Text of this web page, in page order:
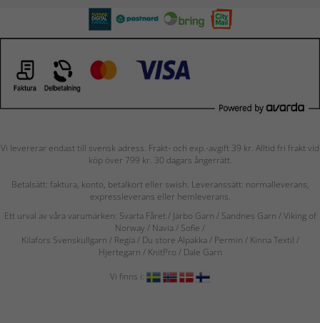
Vi levererar endast till svensk adress. Frakt- och exp.-avgift 39 kr. Alltid fri frakt vid
köp över 799 kr. 30 dagars ångerrätt.
Betalsätt: faktura, konto, betalkort eller swish. Leveranssätt: normalleverans,
expressleverans eller hemleverans.
Ett urval av våra varumärken: Svarta Fåret / Järbo Garn / Sandnes Garn / Viking of
Norway / Navia/ Sofie /
Kilafors Svenskullgarn / Regia / Du store Alpakka / Permin / Kinna Textil /
Hjertegarn / KnitPro / Dale Garn
Vi finns i: